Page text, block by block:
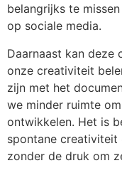
belangrijks te
op sociale media.
Daarnaast kan deze
onze creativiteit
zijn met het
we minder ruimte
ontwikkelen. Het is
spontane creativiteit
zonder de druk om